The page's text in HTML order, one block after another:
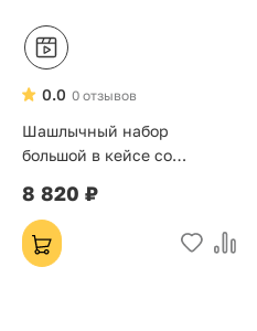
0 отзывов
0.0
Шашлычный набор
большой в кейсе со
8 820 ₽